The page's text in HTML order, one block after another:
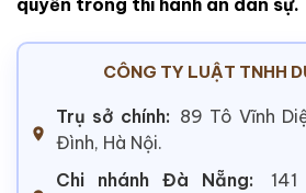
quyền trong thi hành án dân sự.
CÔNG TY LUẬT TNHH
Trụ sở chính: 89 Tô Vĩnh
Đình, Hà Nội.
Chi nhánh Đà Nẵng: